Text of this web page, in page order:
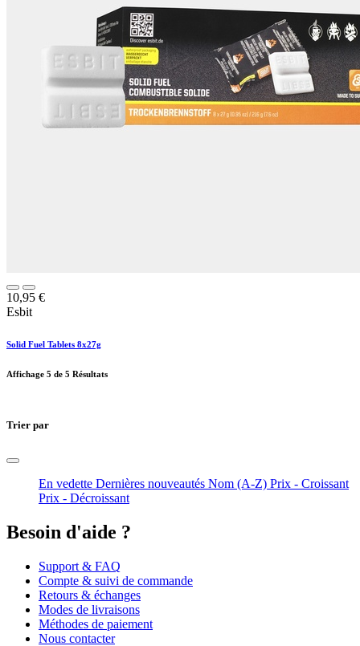
10,95 €
Esbit
Solid Fuel Tablets 8x27g
Affichage 5 de 5 Résultats
Trier par
En vedette Dernières nouveautés Nom (A-Z) Prix - Croissant
Prix - Décroissant
Besoin d'aide ?
Support & FAQ
Compte & suivi de commande
Retours & échanges
Modes de livraisons
Méthodes de paiement
Nous contacter